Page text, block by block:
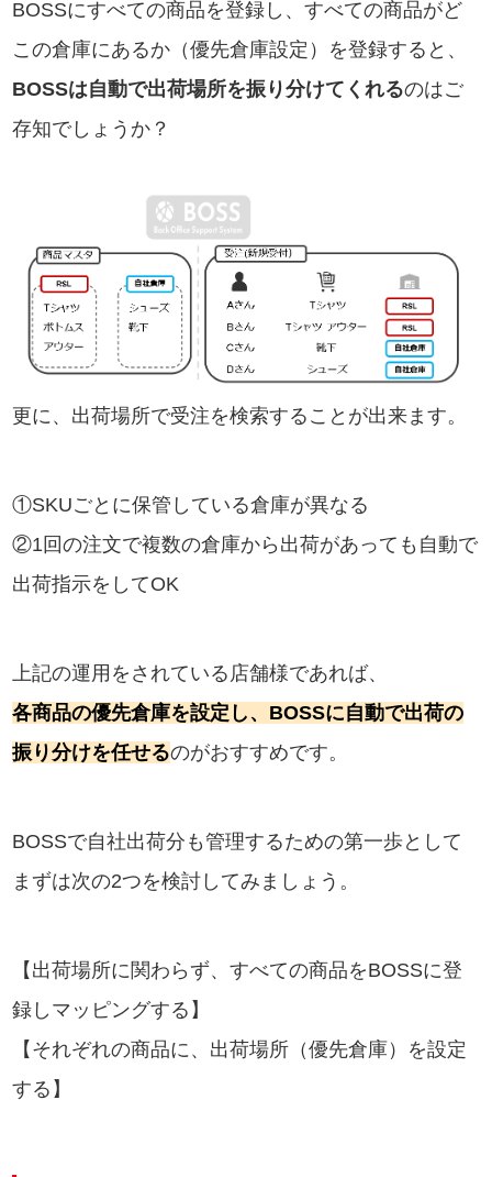
BOSSにすべての商品を登録し、すべての商品がど
この倉庫にあるか（優先倉庫設定）を登録すると、
BOSSは自動で出荷場所を振り分けてくれるのはご
存知でしょうか？
更に、出荷場所で受注を検索することが出来ます。
①SKUごとに保管している倉庫が異なる
②1回の注文で複数の倉庫から出荷があっても自動で
出荷指示をしてOK
上記の運用をされている店舗様であれば、
各商品の優先倉庫を設定し、BOSSに自動で出荷の
振り分けを任せるのがおすすめです。
BOSSで自社出荷分も管理するための第一歩として
まずは次の2つを検討してみましょう。
【出荷場所に関わらず、すべての商品をBOSSに登
録しマッピングする】
【それぞれの商品に、出荷場所（優先倉庫）を設定
する】